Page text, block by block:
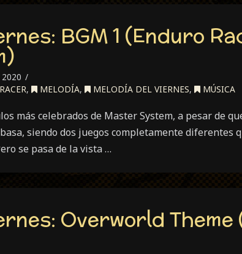
BGM 1 (Enduro
2020
, MELODÍA, MELODÍA DEL VIERNES, MÚSICA
más celebrados de Master System, a pesar de
siendo dos juegos completamente diferentes
se pasa de la vista …
Overworld Theme